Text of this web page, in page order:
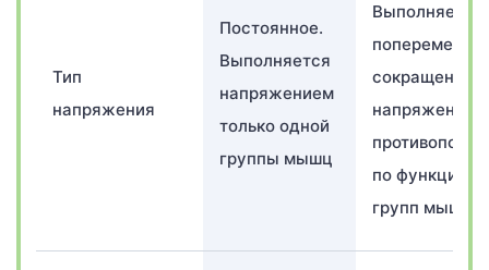
Тип
напряжения
Постоянное.
Выполняется
напряжением
только одной
группы мышц
Выполняется
сокращением
напряжением
по функциям
групп мышц